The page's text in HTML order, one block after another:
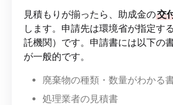
見積もりが揃ったら、助成金の交
します。申請先は環境省が指定す
託機関）です。申請書には以下の
が一般的です。
廃棄物の種類・数量がわかる
処理業者の見積書